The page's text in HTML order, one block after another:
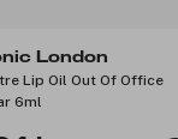
London
Lip Oil Out Of Office
6ml